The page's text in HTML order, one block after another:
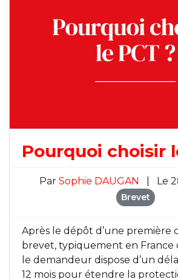
Pourquoi choisir
Par Sophie DAUGAN Le
Brevet
Après le dépôt d’une première
brevet, typiquement en France
le demandeur dispose d’un
12 mois pour étendre la